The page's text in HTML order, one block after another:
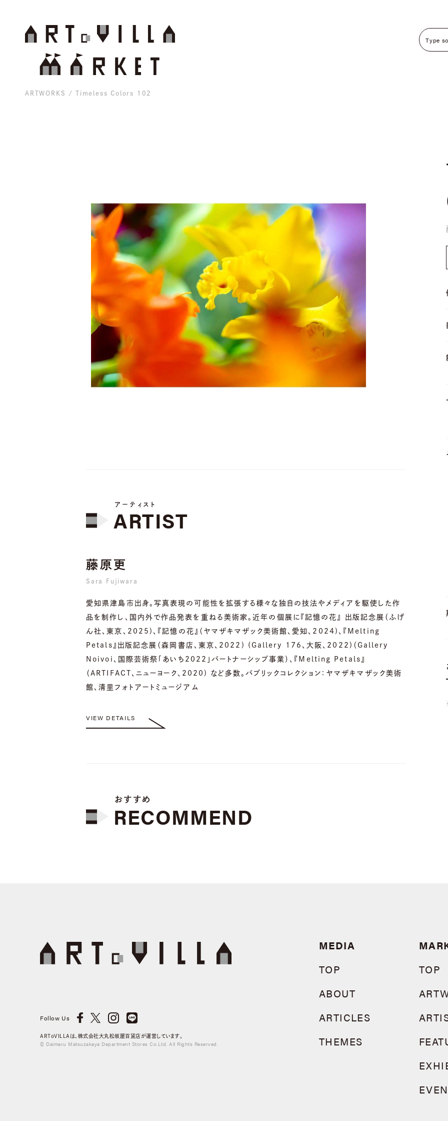
ARTWORKS Timeless Colors 102
アーティスト
ARTIST
藤原更
Sara Fujiwara
愛知県津島市出身。写真表現の可能性を拡張する様々な独自の技法やメディアを駆使した作
品を制作し、国内外で作品発表を重ねる美術家。近年の個展に『記憶の花』 出版記念展（ふげ
ん社、東京、2025)、『記憶の花』（ヤマザキマザック美術館、愛知、2024)、『Melting
Petals』出版記念展（森岡書店、東京、2022) (Gallery 176、大阪、2022)（Gallery
Noivoi、国際芸術祭「あいち2022」パートナーシップ事業）、『Melting Petals』
（ARTIFACT、ニューヨーク、2020) など多数。パブリックコレクション：ヤマザキマザック美術
館、清里フォトアートミュージアム
VIEW DETAILS
おすすめ
RECOMMEND
MEDIA
TOP
ABOUT
ARTICLES
THEMES
TOP
Follow Us
ARToVILLAは、株式会社大丸松坂屋百貨店が運営しています。
© Daimaru Matsuzakaya Department Stores Co.Ltd. All Rights Reserved.